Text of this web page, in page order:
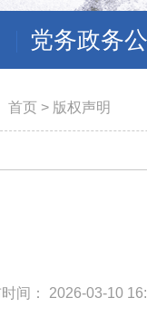
党务政务
首页 > 版权声明
间： 2026-03-10